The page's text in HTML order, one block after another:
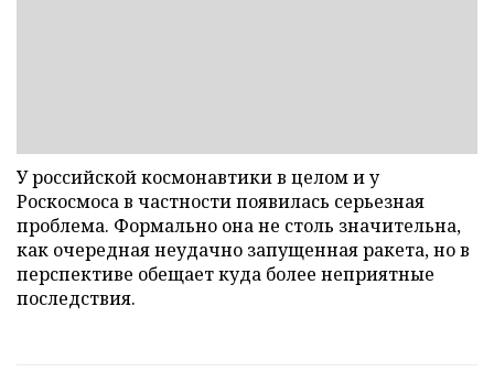
У российской космонавтики в целом и у
Роскосмоса в частности появилась серьезная
проблема. Формально она не столь значительна,
как очередная неудачно запущенная ракета, но в
перспективе обещает куда более неприятные
последствия.